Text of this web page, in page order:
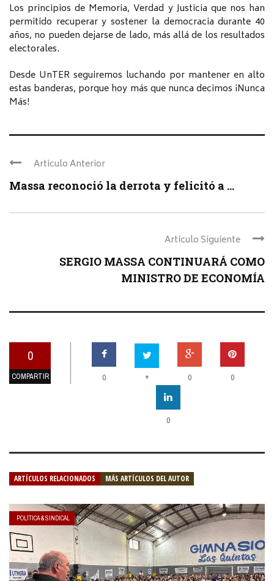
Los principios de Memoria, Verdad y Justicia que nos han
permitido recuperar y sostener la democracia durante 40
años, no pueden dejarse de lado, más allá de los resultados
electorales.
Desde UnTER seguiremos luchando por mantener en alto
estas banderas, porque hoy más que nunca decimos ¡Nunca
Más!
Articulo Anterior
Massa reconoció la derrota y felicitó a ...
Articulo Siguiente
SERGIO MASSA CONTINUARÁ COMO
MINISTRO DE ECONOMÍA
0
COMPARTIR 0 + 0 0
0
ARTÍCULOS RELACIONADOS MÁS ARTÍCULOS DEL AUTOR
POLÍTICA & SINDICAL